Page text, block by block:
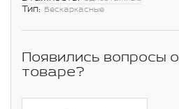
Тип: Бескаркасные
Появились вопросы о
товаре?